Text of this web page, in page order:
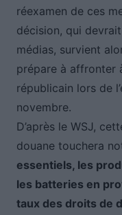
réexamen de ces
décision, qui
médias, survient
prépare à affronter
républicain lors de
novembre.
D’après le WSJ,
douane touchera
essentiels, les
les batteries en
taux des droits de